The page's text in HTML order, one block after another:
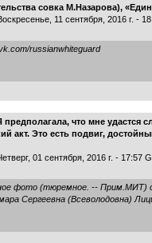
совка М.Назарова),
11 сентября, 2016 г. -
russianwhiteguard
предполагала, что мне удастся
акт. Это есть подвиг,
01 сентября, 2016 г. - 17:57
фото (тюремное. -- Прим.МИТ)
Сергеевна (Всеволодовна)